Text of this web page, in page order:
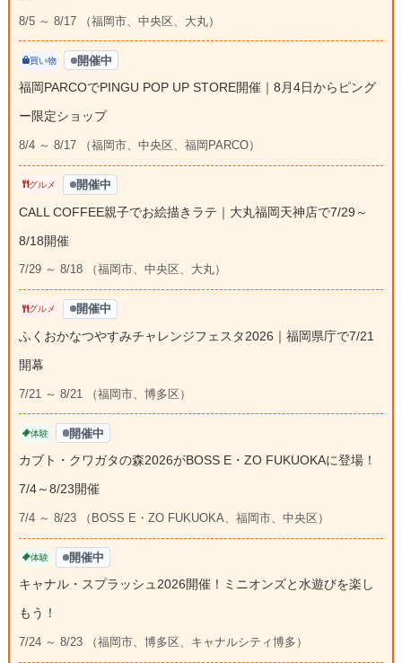
8/5 ～ 8/17 （福岡市、中央区、大丸）
買い物 開催中
福岡PARCOでPINGU POP UP STORE開催｜8月4日からピング
ー限定ショップ
8/4 ～ 8/17 （福岡市、中央区、福岡PARCO）
グルメ 開催中
CALL COFFEE親子でお絵描きラテ｜大丸福岡天神店で7/29～
8/18開催
7/29 ～ 8/18 （福岡市、中央区、大丸）
グルメ 開催中
ふくおかなつやすみチャレンジフェスタ2026｜福岡県庁で7/21
開幕
7/21 ～ 8/21 （福岡市、博多区）
体験 開催中
カブト・クワガタの森2026がBOSS E・ZO FUKUOKAに登場！
7/4～8/23開催
7/4 ～ 8/23 （BOSS E・ZO FUKUOKA、福岡市、中央区）
体験 開催中
キャナル・スプラッシュ2026開催！ミニオンズと水遊びを楽し
もう！
7/24 ～ 8/23 （福岡市、博多区、キャナルシティ博多）